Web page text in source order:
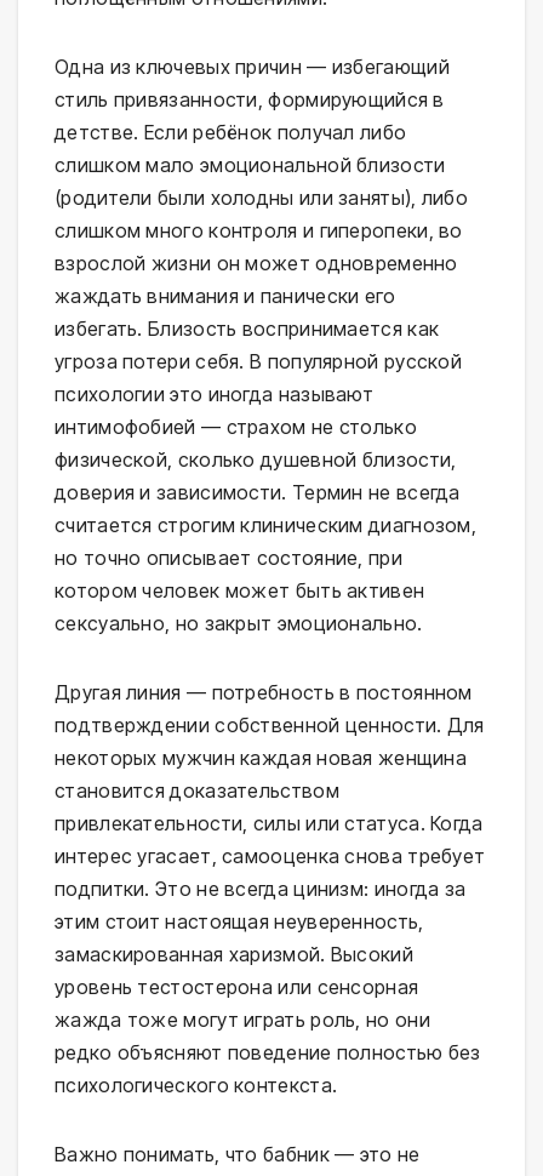
Одна из ключевых причин — избегающий
стиль привязанности, формирующийся в
детстве. Если ребёнок получал либо
слишком мало эмоциональной близости
(родители были холодны или заняты), либо
слишком много контроля и гиперопеки, во
взрослой жизни он может одновременно
жаждать внимания и панически его
избегать. Близость воспринимается как
угроза потери себя. В популярной русской
психологии это иногда называют
интимофобией — страхом не столько
физической, сколько душевной близости,
доверия и зависимости. Термин не всегда
считается строгим клиническим диагнозом,
но точно описывает состояние, при
котором человек может быть активен
сексуально, но закрыт эмоционально.
Другая линия — потребность в постоянном
подтверждении собственной ценности. Для
некоторых мужчин каждая новая женщина
становится доказательством
привлекательности, силы или статуса. Когда
интерес угасает, самооценка снова требует
подпитки. Это не всегда цинизм: иногда за
этим стоит настоящая неуверенность,
замаскированная харизмой. Высокий
уровень тестостерона или сенсорная
жажда тоже могут играть роль, но они
редко объясняют поведение полностью без
психологического контекста.
Важно понимать, что бабник — это не